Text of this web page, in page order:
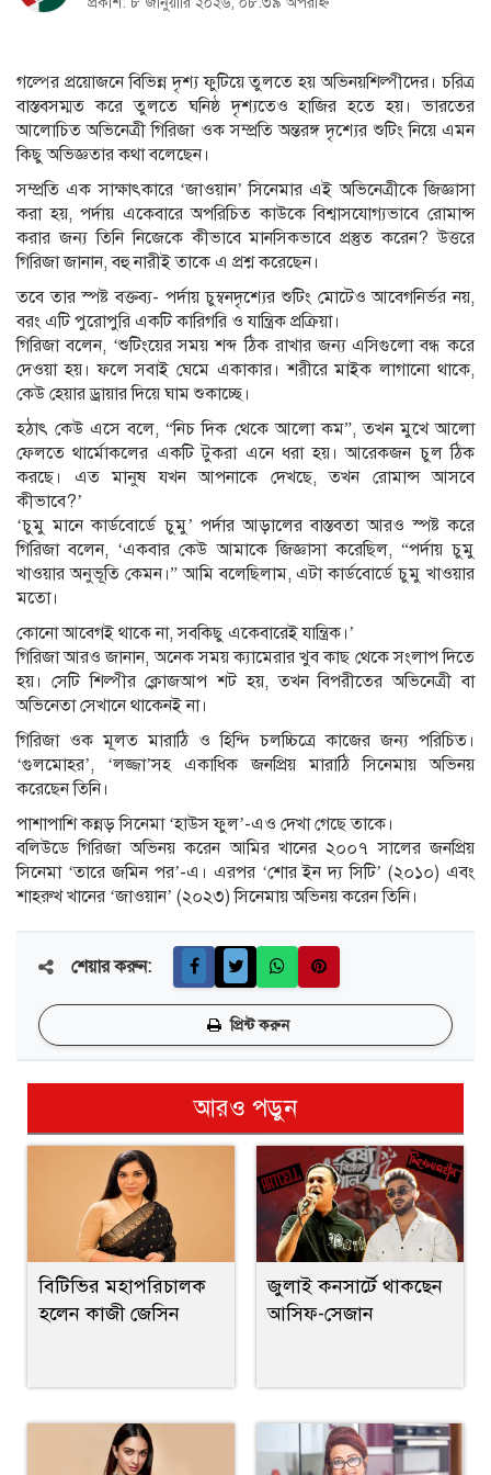
গল্পের প্রয়োজনে বিভিন্ন দৃশ্য ফুটিয়ে তুলতে হয় অভিনয়শিল্পীদের। চরিত্র
বাস্তবসম্মত করে তুলতে ঘনিষ্ঠ দৃশ্যতেও হাজির হতে হয়। ভারতের
আলোচিত অভিনেত্রী গিরিজা ওক সম্প্রতি অন্তরঙ্গ দৃশ্যের শুটিং নিয়ে এমন
কিছু অভিজ্ঞতার কথা বলেছেন।
সম্প্রতি এক সাক্ষাৎকারে ‘জাওয়ান’ সিনেমার এই অভিনেত্রীকে জিজ্ঞাসা
করা হয়, পর্দায় একেবারে অপরিচিত কাউকে বিশ্বাসযোগ্যভাবে রোমান্স
করার জন্য তিনি নিজেকে কীভাবে মানসিকভাবে প্রস্তুত করেন? উত্তরে
গিরিজা জানান, বহু নারীই তাকে এ প্রশ্ন করেছেন।
তবে তার স্পষ্ট বক্তব্য- পর্দায় চুম্বনদৃশ্যের শুটিং মোটেও আবেগনির্ভর নয়,
বরং এটি পুরোপুরি একটি কারিগরি ও যান্ত্রিক প্রক্রিয়া।
গিরিজা বলেন, ‘শুটিংয়ের সময় শব্দ ঠিক রাখার জন্য এসিগুলো বন্ধ করে
দেওয়া হয়। ফলে সবাই ঘেমে একাকার। শরীরে মাইক লাগানো থাকে,
কেউ হেয়ার ড্রায়ার দিয়ে ঘাম শুকাচ্ছে।
হঠাৎ কেউ এসে বলে, “নিচ দিক থেকে আলো কম”, তখন মুখে আলো
ফেলতে থার্মোকলের একটি টুকরা এনে ধরা হয়। আরেকজন চুল ঠিক
করছে। এত মানুষ যখন আপনাকে দেখছে, তখন রোমান্স আসবে
কীভাবে?’
‘চুমু মানে কার্ডবোর্ডে চুমু’ পর্দার আড়ালের বাস্তবতা আরও স্পষ্ট করে
গিরিজা বলেন, ‘একবার কেউ আমাকে জিজ্ঞাসা করেছিল, “পর্দায় চুমু
খাওয়ার অনুভূতি কেমন।” আমি বলেছিলাম, এটা কার্ডবোর্ডে চুমু খাওয়ার
মতো।
কোনো আবেগই থাকে না, সবকিছু একেবারেই যান্ত্রিক।’
গিরিজা আরও জানান, অনেক সময় ক্যামেরার খুব কাছ থেকে সংলাপ দিতে
হয়। সেটি শিল্পীর ক্লোজআপ শট হয়, তখন বিপরীতের অভিনেত্রী বা
অভিনেতা সেখানে থাকেনই না।
গিরিজা ওক মূলত মারাঠি ও হিন্দি চলচ্চিত্রে কাজের জন্য পরিচিত।
‘গুলমোহর’, ‘লজ্জা’সহ একাধিক জনপ্রিয় মারাঠি সিনেমায় অভিনয়
করেছেন তিনি।
পাশাপাশি কন্নড় সিনেমা ‘হাউস ফুল’-এও দেখা গেছে তাকে।
বলিউডে গিরিজা অভিনয় করেন আমির খানের ২০০৭ সালের জনপ্রিয়
সিনেমা ‘তারে জমিন পর’-এ। এরপর ‘শোর ইন দ্য সিটি’ (২০১০) এবং
শাহরুখ খানের ‘জাওয়ান’ (২০২৩) সিনেমায় অভিনয় করেন তিনি।
শেয়ার করুন:
প্রিন্ট করুন
আরও পড়ুন
বিটিভির মহাপরিচালক
হলেন কাজী জেসিন
জুলাই কনসার্টে থাকছেন
আসিফ-সেজান